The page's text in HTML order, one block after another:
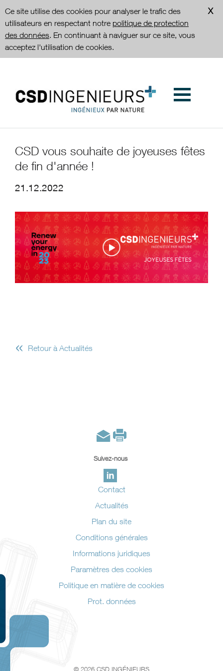
Ce site utilise des cookies pour analyser le trafic des
utilisateurs en respectant notre politique de protection
des données. En continuant à naviguer sur ce site, vous
acceptez l'utilisation de cookies.
CSD vous souhaite de joyeuses fêtes
de fin d'année !
21.12.2022
« Retour à Actualités
Suivez-nous
Contact
Actualités
Plan du site
Conditions générales
Informations juridiques
Paramètres des cookies
Politique en matière de cookies
Prot. données
© 2026 CSD INGÉNIEURS